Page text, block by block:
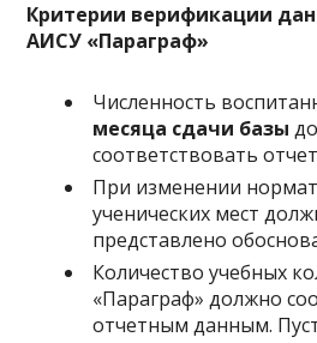
Критерии верификации
АИСУ «Параграф»
Численность
месяца сдачи базы
соответствовать
При изменении
ученических мест
представлено
Количество учебных
«Параграф» должно
отчетным данным.